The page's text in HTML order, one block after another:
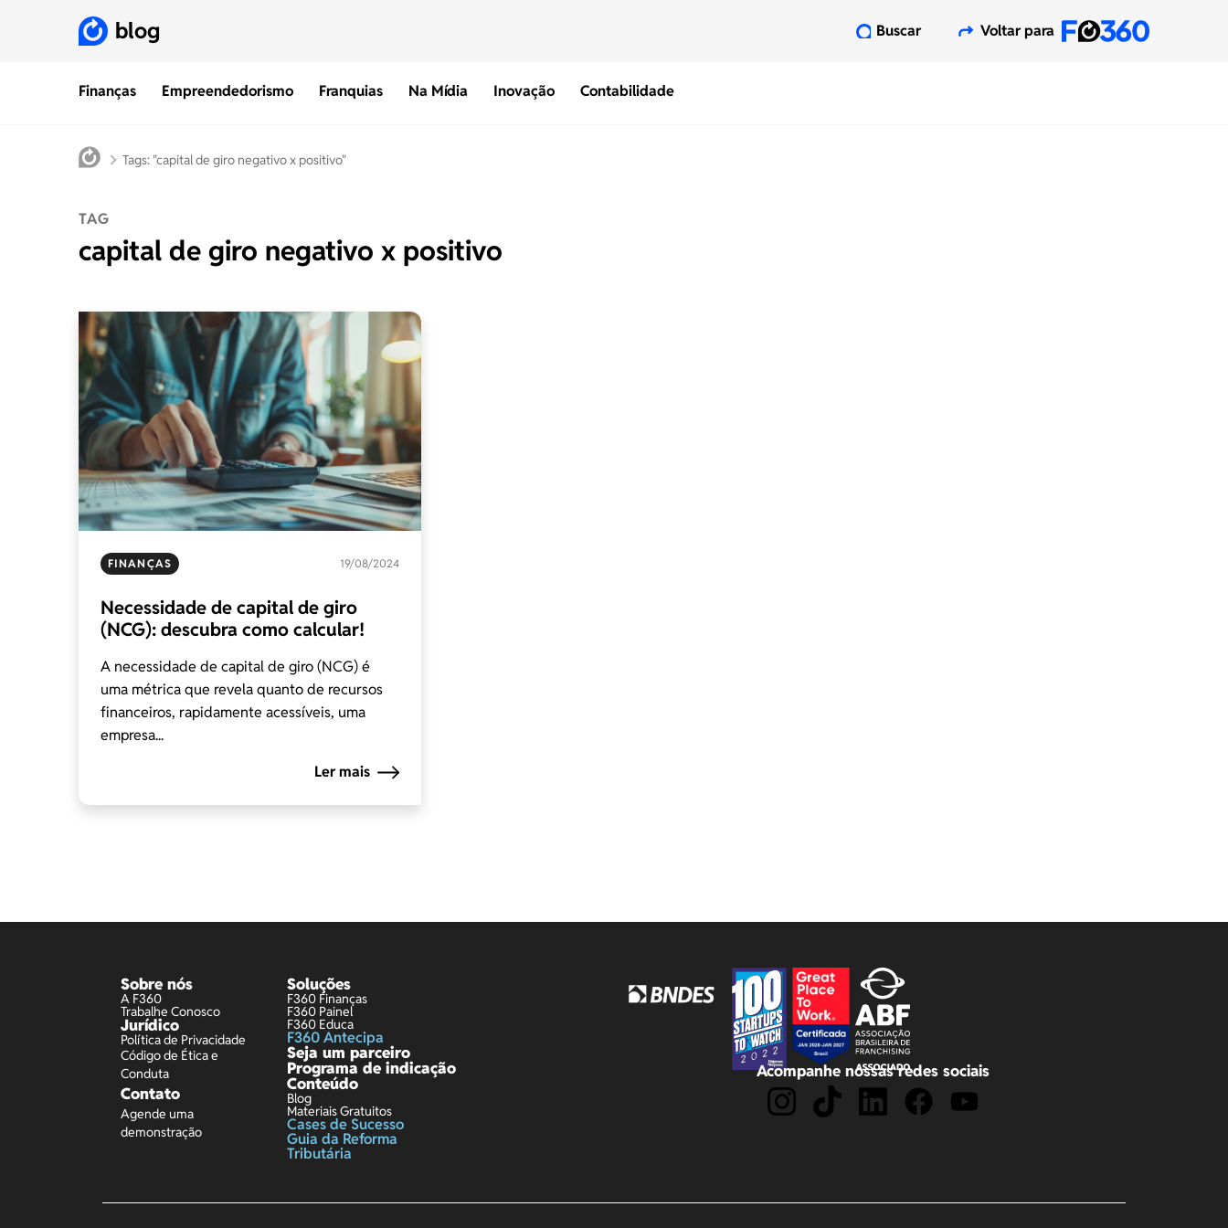
Finanças Empreendedorismo Franquias Na Mídia Inovação Contabilidade
blog Buscar Voltar para
Tags: "capital de giro negativo x positivo"
TAG
capital de giro negativo x positivo
FINANÇAS 19/08/2024
Necessidade de capital de giro
(NCG): descubra como calcular!
A necessidade de capital de giro (NCG) é
uma métrica que revela quanto de recursos
financeiros, rapidamente acessíveis, uma
empresa...
Ler mais
Sobre nós
A F360
Trabalhe Conosco
Jurídico
Política de Privacidade
Código de Ética e
Conduta
Contato
Agende uma
demonstração
Soluções
F360 Finanças
F360 Painel
F360 Educa
F360 Antecipa
Seja um parceiro
Programa de indicação
Conteúdo
Blog
Materiais Gratuitos
Cases de Sucesso
Guia da Reforma
Tributária
Acompanhe nossas redes sociais